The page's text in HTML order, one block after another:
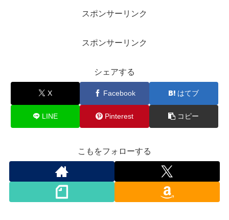
スポンサーリンク
スポンサーリンク
シェアする
X Facebook はてブ
LINE Pinterest コピー
こもをフォローする